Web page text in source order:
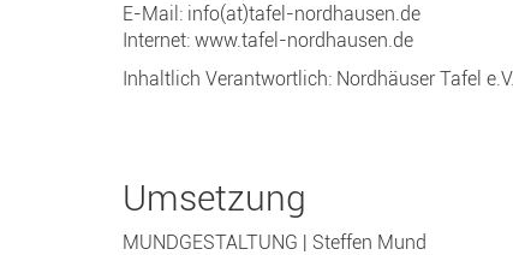
E-Mail: info(at)tafel-nordhausen.de
Internet: www.tafel-nordhausen.de
Inhaltlich Verantwortlich: Nordhäuser Tafel e.V.
Umsetzung
MUNDGESTALTUNG | Steffen Mund